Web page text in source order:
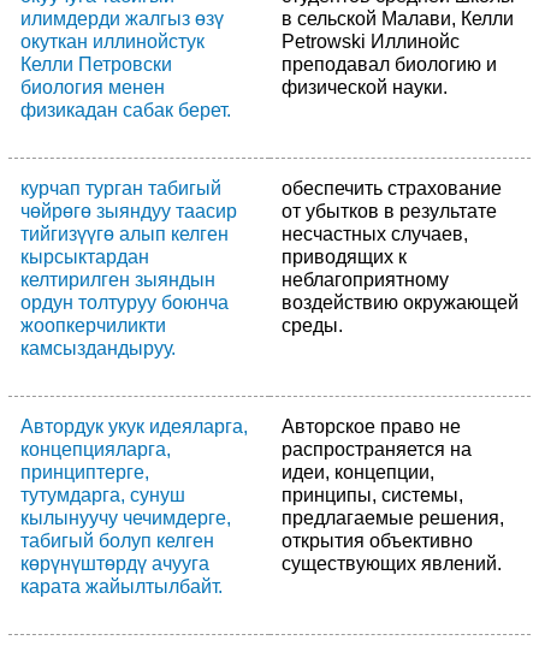
илимдерди жалгыз өзү
окуткан иллинойстук
Келли Петровски
биология менен
физикадан сабак берет.
в сельской Малави, Келли
Petrowski Иллинойс
преподавал биологию и
физической науки.
курчап турган табигый
чөйрөгө зыяндуу таасир
тийгизүүгө алып келген
кырсыктардан
келтирилген зыяндын
ордун толтуруу боюнча
жоопкерчиликти
камсыздандыруу.
обеспечить страхование
от убытков в результате
несчастных случаев,
приводящих к
неблагоприятному
воздействию окружающей
среды.
Автордук укук идеяларга,
концепцияларга,
принциптерге,
тутумдарга, сунуш
кылынуучу чечимдерге,
табигый болуп келген
көрүнүштөрдү ачууга
карата жайылтылбайт.
Авторское право не
распространяется на
идеи, концепции,
принципы, системы,
предлагаемые решения,
открытия объективно
существующих явлений.